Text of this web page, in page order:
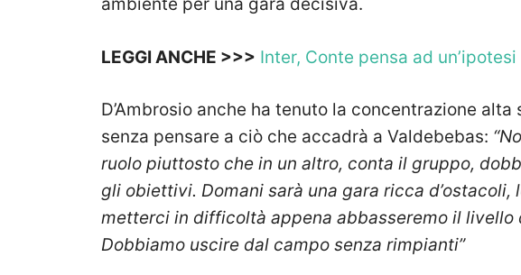
ambiente per una gara decisiva.
LEGGI ANCHE >>> Inter, Conte pensa ad
D’Ambrosio anche ha tenuto la concentrazione alta
senza pensare a ciò che accadrà a Valdebebas:
ruolo piuttosto che in un altro, conta il gruppo,
gli obiettivi. Domani sarà una gara ricca d’ostacoli,
metterci in difficoltà appena abbasseremo il livello
Dobbiamo uscire dal campo senza rimpianti”